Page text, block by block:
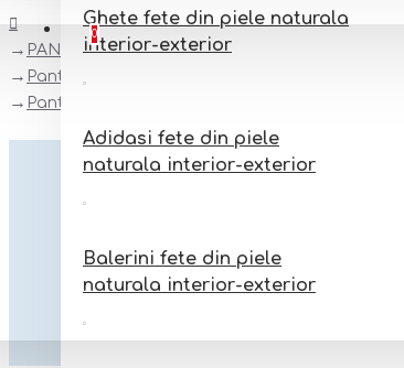
FavoriteAdauga la favorite
0
Ghete fete din piele naturala
interior-exterior
Adidasi fete din piele
naturala interior-exterior
Balerini fete din piele
naturala interior-exterior
PANTOFI BAREFOOT DIN PIELE NATURALA
Pantofi BAREFFOT
Pantofi barefoot din piele naturala Arisori ELVIN